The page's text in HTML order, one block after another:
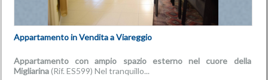
Appartamento in Vendita a Viareggio
Appartamento con ampio spazio esterno nel cuore della
Migliarina(Rif. ES599) Nel tranquillo...